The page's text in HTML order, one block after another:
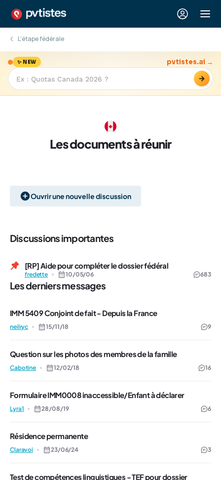
L'étape fédérale
✨ NEW
→
pvtistes.ai →
Les documents à réunir
Ouvrir une nouvelle discussion
Discussions importantes
[RP] Aide pour compléter le dossier fédéral
fredette 10/05/06 683
Les derniers messages
IMM 5409 Conjoint de fait - Depuis la France
neilryc 15/11/18 9
Question sur les photos des membres de la famille
Cabotine 12/02/18 16
Formulaire IMM0008 inaccessible/Enfant à déclarer
Lyra1 28/08/19 6
Résidence permanente
Claravoi 23/06/24 3
Test de compétences linguistiques - TEF pour dossier